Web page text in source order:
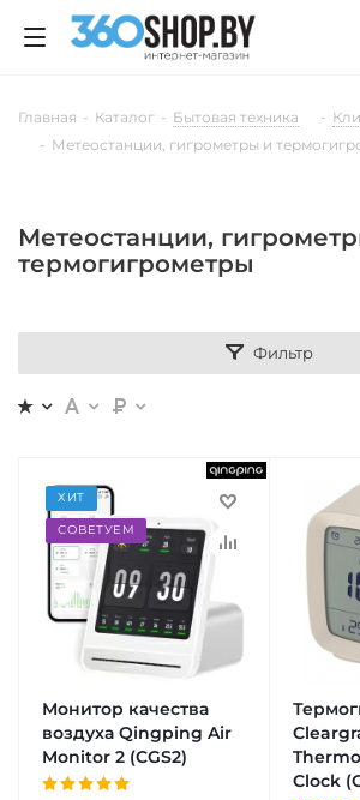
Главная - Каталог - Бытовая техника -
- Метеостанции, гигрометры и
Метеостанции,
термогигрометры
Фильтр
ХИТ
СОВЕТУЕМ
Монитор качества
воздуха Qingping Air
Monitor 2 (CGS2)
Clock